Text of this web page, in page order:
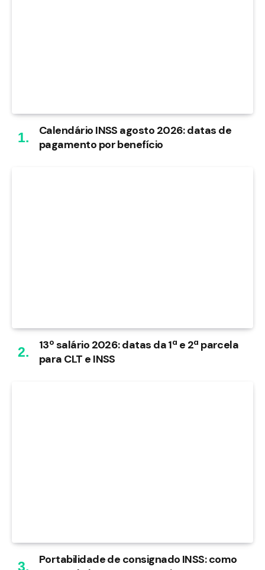
Calendário INSS agosto 2026: datas de
pagamento por benefício
13º salário 2026: datas da 1ª e 2ª parcela
para CLT e INSS
Portabilidade de consignado INSS: como